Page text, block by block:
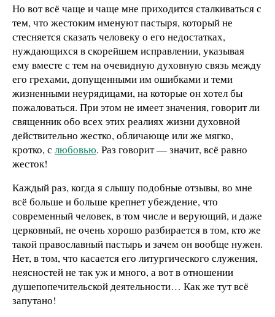
Но вот всё чаще и чаще мне приходится сталкиваться с
тем, что жестоким именуют пастыря, который не
стесняется сказать человеку о его недостатках,
нуждающихся в скорейшем исправлении, указывая
ему вместе с тем на очевидную духовную связь между
его грехами, допущенными им ошибками и теми
жизненными неурядицами, на которые он хотел бы
пожаловаться. При этом не имеет значения, говорит ли
священник обо всех этих реалиях жизни духовной
действительно жестко, обличающе или же мягко,
кротко, с любовью. Раз говорит — значит, всё равно
жесток!
Каждый раз, когда я слышу подобные отзывы, во мне
всё больше и больше крепнет убеждение, что
современный человек, в том числе и верующий, и даже
церковный, не очень хорошо разбирается в том, кто же
такой православный пастырь и зачем он вообще нужен.
Нет, в том, что касается его литургического служения,
неясностей не так уж и много, а вот в отношении
душепопечительской деятельности… Как же тут всё
запутано!